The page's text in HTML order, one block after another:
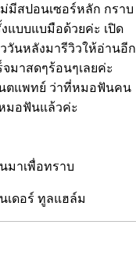
ม่มีสปอนเซอร์หลัก กราบ
บบแบมือด้วยค่ะ เปิด
ววันหลังมารีวิวให้อ่านอีก
มาสดๆร้อนๆเลยค่ะ
ตแพทย์ ว่าที่หมอฟันคน
มอฟันแล้วค่ะ
นมาเพื่อทราบ
เดอร์ ทูลแฮล์ม